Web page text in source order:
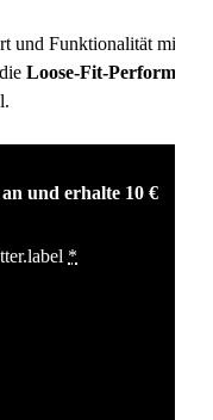
und Funktionalität mit
Loose-Fit-
und erhalte 10 €
*
Nachrichten, Kampagnen
nicht weiter und versenden